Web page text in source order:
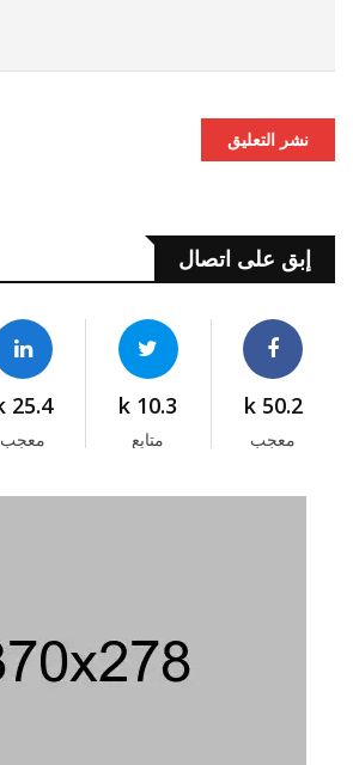
نشر التعليق
إبق على اتصال
50.2 k
معجب
10.3 k
متابع
25.4 k
معجب